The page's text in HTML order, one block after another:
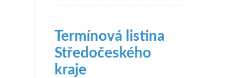
Termínová listina
Středočeského
kraje